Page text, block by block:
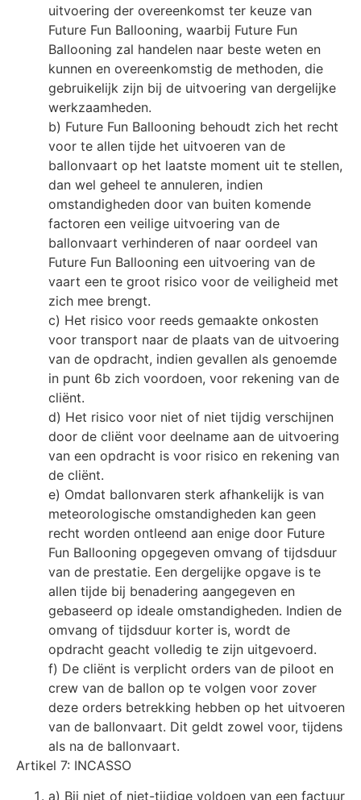
uitvoering der overeenkomst ter keuze van
Future Fun Ballooning, waarbij Future Fun
Ballooning zal handelen naar beste weten en
kunnen en overeenkomstig de methoden, die
gebruikelijk zijn bij de uitvoering van dergelijke
werkzaamheden.
b) Future Fun Ballooning behoudt zich het recht
voor te allen tijde het uitvoeren van de
ballonvaart op het laatste moment uit te stellen,
dan wel geheel te annuleren, indien
omstandigheden door van buiten komende
factoren een veilige uitvoering van de
ballonvaart verhinderen of naar oordeel van
Future Fun Ballooning een uitvoering van de
vaart een te groot risico voor de veiligheid met
zich mee brengt.
c) Het risico voor reeds gemaakte onkosten
voor transport naar de plaats van de uitvoering
van de opdracht, indien gevallen als genoemde
in punt 6b zich voordoen, voor rekening van de
cliënt.
d) Het risico voor niet of niet tijdig verschijnen
door de cliënt voor deelname aan de uitvoering
van een opdracht is voor risico en rekening van
de cliënt.
e) Omdat ballonvaren sterk afhankelijk is van
meteorologische omstandigheden kan geen
recht worden ontleend aan enige door Future
Fun Ballooning opgegeven omvang of tijdsduur
van de prestatie. Een dergelijke opgave is te
allen tijde bij benadering aangegeven en
gebaseerd op ideale omstandigheden. Indien de
omvang of tijdsduur korter is, wordt de
opdracht geacht volledig te zijn uitgevoerd.
f) De cliënt is verplicht orders van de piloot en
crew van de ballon op te volgen voor zover
deze orders betrekking hebben op het uitvoeren
van de ballonvaart. Dit geldt zowel voor, tijdens
als na de ballonvaart.
Artikel 7: INCASSO
a) Bij niet of niet-tijdige voldoen van een factuur